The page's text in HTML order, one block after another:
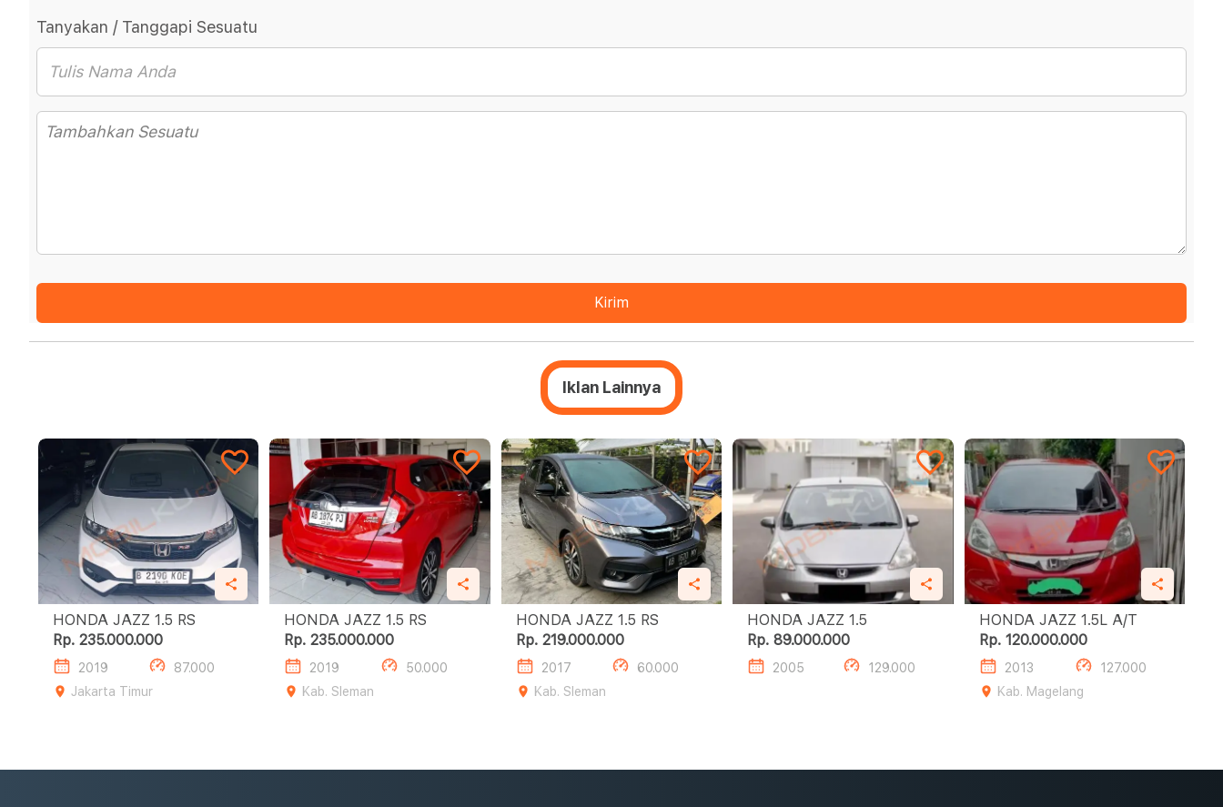
Tanyakan / Tanggapi Sesuatu
Kirim
Iklan Lainnya
HONDA JAZZ 1.5 RS
Rp. 235.000.000
2019
87.000
Jakarta Timur
HONDA JAZZ 1.5 RS
Rp. 235.000.000
2019
50.000
Kab. Sleman
HONDA JAZZ 1.5 RS
Rp. 219.000.000
2017
60.000
Kab. Sleman
HONDA JAZZ 1.5
Rp. 89.000.000
2005 129.000
HONDA JAZZ 1.5L A/T
Rp. 120.000.000
2013
127.000
Kab. Magelang